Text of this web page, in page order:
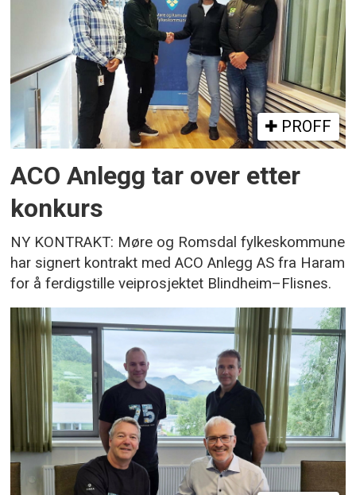
PROFF
ACO Anlegg tar over etter
konkurs
NY KONTRAKT: Møre og Romsdal fylkeskommune
har signert kontrakt med ACO Anlegg AS fra Haram
for å ferdigstille veiprosjektet Blindheim–Flisnes.